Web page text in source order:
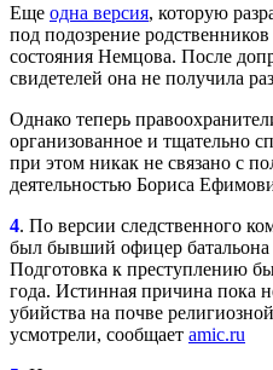
Еще одна версия, которую
под подозрение
состояния Немцова. После
свидетелей она не получила
Однако теперь
организованное и тщательно
при этом никак не связано с
деятельностью Бориса
4. По версии следственного
был бывший офицер
Подготовка к преступлению
года. Истинная причина пока
убийства на почве
усмотрели, сообщает amic.ru